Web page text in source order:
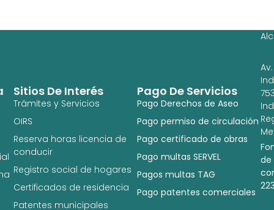
Pago De Servicios
Pago Derechos de Aseo
Pago permiso de circulación
Pago certificado de obras
Pago multas SERVEL
Pagos multas TAG
Pago patentes comerciales
Sitios De Interés
Trámites y Servicios
OIRS
Reserva horas licencia de
conducir
Registro social de hogares
Certificados de residencia
Patentes municipales
Av.
de